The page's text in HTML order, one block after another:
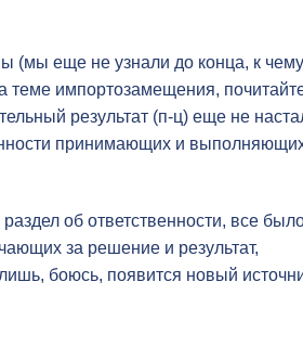
(мы еще не узнали до конца, к чему
теме импортозамещения,
результат (п-ц) еще не
принимающих и
об ответственности, все
за решение и результат,
боюсь, появится новый